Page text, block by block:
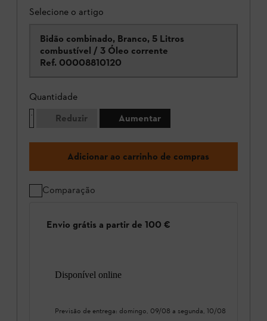
Selecione o artigo
Bidão combinado, Branco, 5 Litros
combustível / 3 Óleo corrente
Ref. 00008810120
Quantidade
Reduzir
Aumentar
Adicionar ao carrinho de compras
Comparação
Envio grátis a partir de 100 €
Disponível online
Previsão de entrega: domingo, 09/08 a segunda, 10/08